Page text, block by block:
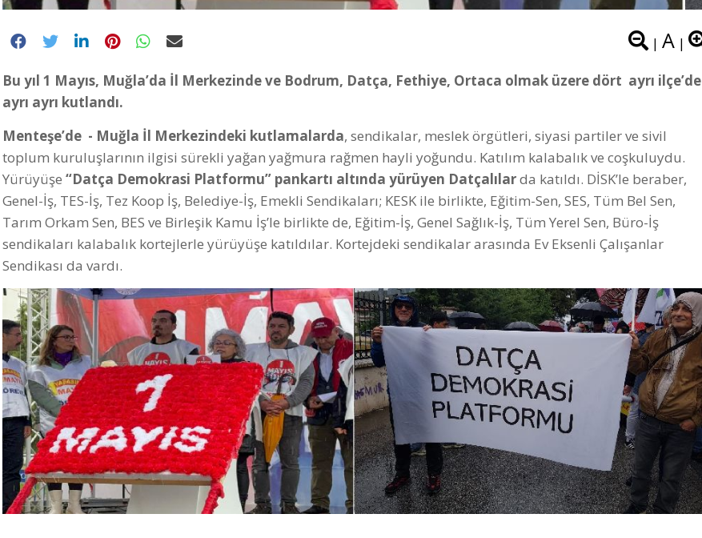
| A |
Bu yıl 1 Mayıs, Muğla’da İl Merkezinde ve Bodrum, Datça, Fethiye, Ortaca olmak üzere dört ayrı ilçe’de
ayrı ayrı kutlandı.
Menteşe’de - Muğla İl Merkezindeki kutlamalarda, sendikalar, meslek örgütleri, siyasi partiler ve sivil
toplum kuruluşlarının ilgisi sürekli yağan yağmura rağmen hayli yoğundu. Katılım kalabalık ve coşkuluydu.
Yürüyüşe “Datça Demokrasi Platformu” pankartı altında yürüyen Datçalılarda katıldı. DİSK’le beraber,
Genel-İş, TES-İş, Tez Koop İş, Belediye-İş, Emekli Sendikaları; KESK ile birlikte, Eğitim-Sen, SES, Tüm Bel Sen,
Tarım Orkam Sen, BES ve Birleşik Kamu İş’le birlikte de, Eğitim-İş, Genel Sağlık-İş, Tüm Yerel Sen, Büro-İş
sendikaları kalabalık kortejlerle yürüyüşe katıldılar. Kortejdeki sendikalar arasında Ev Eksenli Çalışanlar
Sendikası da vardı.